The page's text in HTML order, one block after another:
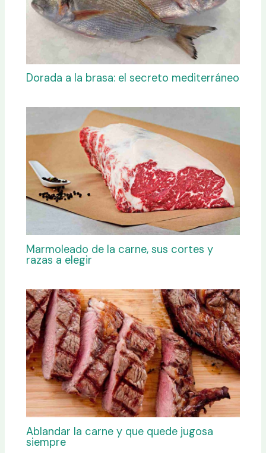
Dorada a la brasa: el secreto mediterráneo
Marmoleado de la carne, sus cortes y
razas a elegir
Ablandar la carne y que quede jugosa
siempre